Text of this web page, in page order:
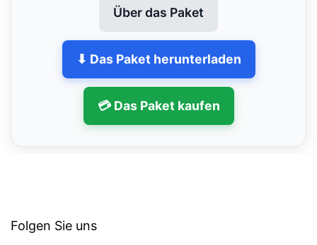
Über das Paket
⬇ Das Paket herunterladen
💳 Das Paket kaufen
Folgen Sie uns